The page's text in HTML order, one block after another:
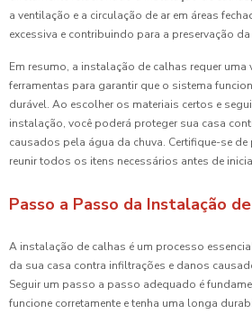
a ventilação e a circulação de ar em áreas
excessiva e contribuindo para a preservação
Em resumo, a instalação de calhas requer uma
ferramentas para garantir que o sistema
durável. Ao escolher os materiais certos e
instalação, você poderá proteger sua casa
causados pela água da chuva. Certifique-se
reunir todos os itens necessários antes de
Passo a Passo da Instalação
A instalação de calhas é um processo
da sua casa contra infiltrações e danos
Seguir um passo a passo adequado é
funcione corretamente e tenha uma longa